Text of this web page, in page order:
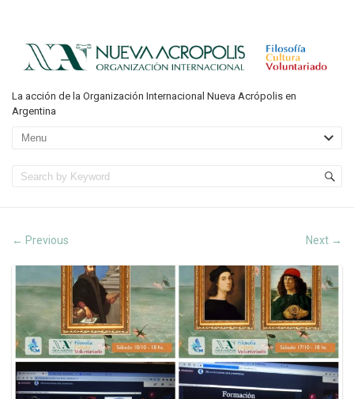
La acción de la Organización Internacional Nueva Acrópolis en
Argentina
← Previous Next →